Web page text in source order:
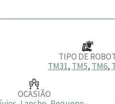
TIPO DE
TM31, TM5, TM6,
OCASIÃO